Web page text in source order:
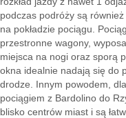
podczas podróży są
na pokładzie pociągu.
przestronne wagony,
miejsca na nogi oraz sporą
okna idealnie nadają się do
drodze. Innym powodem,
pociągiem z Bardolino do
blisko centrów miast i są